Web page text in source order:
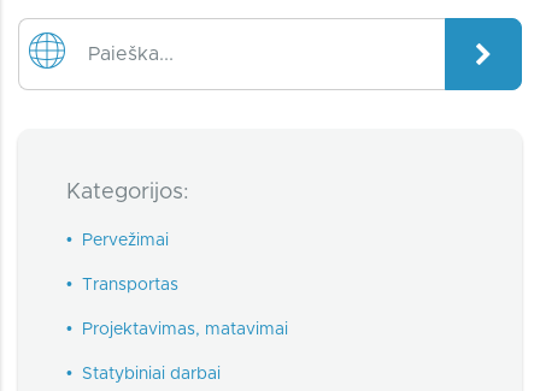
Kategorijos:
• Pervežimai
• Transportas
• Projektavimas, matavimai
• Statybiniai darbai